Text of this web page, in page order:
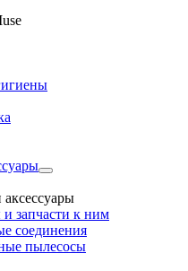
запчасти к ним
соединения
пылесосы